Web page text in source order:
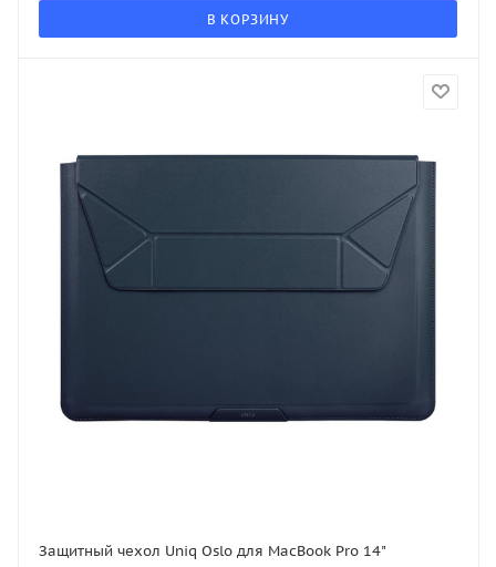
В КОРЗИНУ
Защитный чехол Uniq Oslo для MacBook Pro 14"